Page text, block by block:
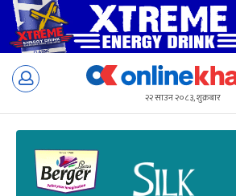
Skip
२२ साउन २०८३, शुक्रबार